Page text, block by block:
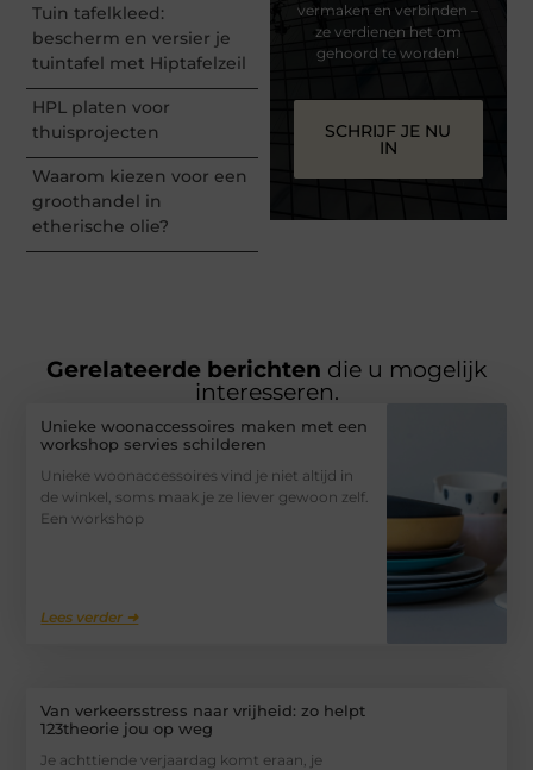
Tuin tafelkleed:
bescherm en versier je
tuintafel met Hiptafelzeil
HPL platen voor
thuisprojecten
Waarom kiezen voor een
groothandel in
etherische olie?
vermaken en verbinden –
ze verdienen het om
gehoord te worden!
SCHRIJF JE NU
IN
Gerelateerde berichten die u mogelijk
interesseren.
Unieke woonaccessoires maken met een
workshop servies schilderen
Unieke woonaccessoires vind je niet altijd in
de winkel, soms maak je ze liever gewoon zelf.
Een workshop
Lees verder ➜
Van verkeersstress naar vrijheid: zo helpt
123theorie jou op weg
Je achttiende verjaardag komt eraan, je